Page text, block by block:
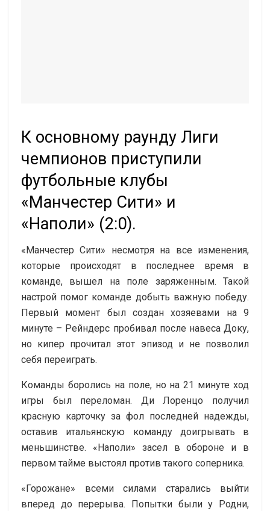
К основному раунду Лиги
чемпионов приступили
футбольные клубы
«Манчестер Сити» и
«Наполи» (2:0).
«Манчестер Сити» несмотря на все изменения,
которые происходят в последнее время в
команде, вышел на поле заряженным. Такой
настрой помог команде добыть важную победу.
Первый момент был создан хозяевами на 9
минуте – Рейндерс пробивал после навеса Доку,
но кипер прочитал этот эпизод и не позволил
себя переиграть.
Команды боролись на поле, но на 21 минуте ход
игры был переломан. Ди Лоренцо получил
красную карточку за фол последней надежды,
оставив итальянскую команду доигрывать в
меньшинстве. «Наполи» засел в обороне и в
первом тайме выстоял против такого соперника.
«Горожане» всеми силами старались выйти
вперед до перерыва. Попытки были у Родни,